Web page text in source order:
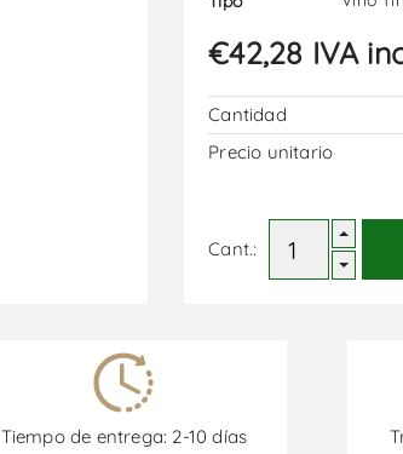
€42,28 IVA
Cantidad
Precio unitario
Cant.:
Tiempo de entrega: 2-10 días